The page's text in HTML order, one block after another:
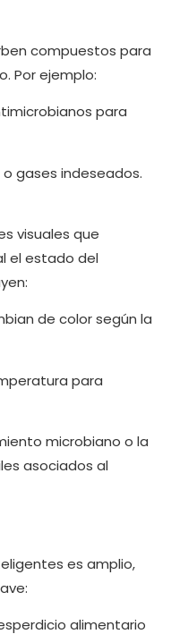
compuestos para
Por ejemplo:
para
gases indeseados.
visuales que
el estado del
de color según la
para
microbiano o la
asociados al
es amplio,
alimentario